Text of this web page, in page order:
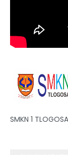
SMKN 1